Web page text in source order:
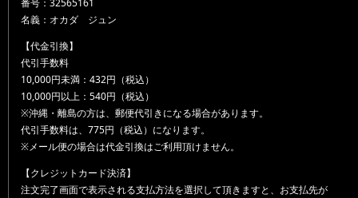
番号：32565161
名義：オカダ ジュン
【代金引換】
代引手数料
10,000円未満：432円（税込）
10,000円以上：540円（税込）
※沖縄・離島の方は、郵便代引きになる場合があります。
代引手数料は、775円（税込）になります。
※メール便の場合は代金引換はご利用頂けません。
【クレジットカード決済】
注文完了画面で表示される支払方法を選択して頂きますと、お支払先が